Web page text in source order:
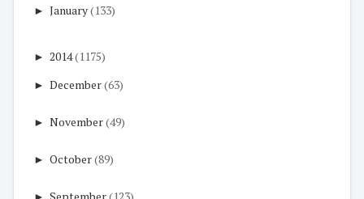
► January(133)
► 2014(1175)
► December(63)
► November(49)
► October(89)